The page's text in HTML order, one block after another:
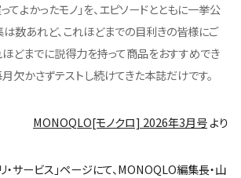
てよかったモノ」を、エピソードとともに一挙公
数あれど、これほどまでの目利きの皆様にご
ほどまでに説得力を持って商品をおすすめでき
欠かさずテストし続けてきた本誌だけです。
MONOQLO[モノクロ] 2026年3月号 より
・サービス」ページにて、MONOQLO編集長・山